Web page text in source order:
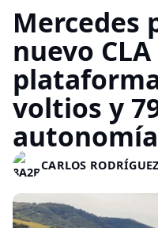
Mercedes
nuevo
voltios y
CARLOS RODRÍGUEZ